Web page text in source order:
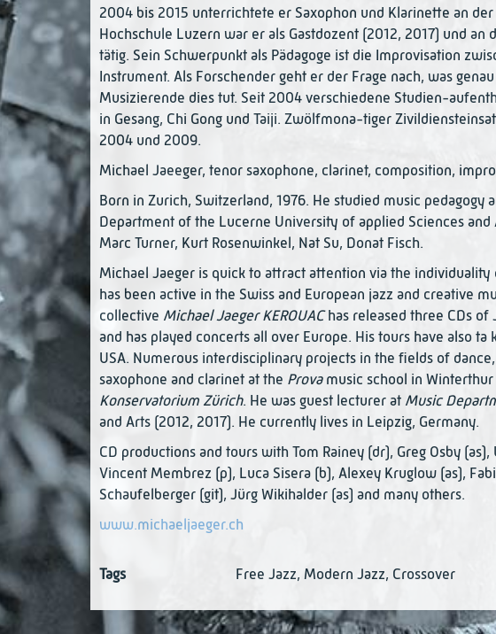
2004 bis 2015 unterrichtete er Saxophon und Klarinette an
Hochschule Luzern war er als Gastdozent (2012, 2017) und an
tätig. Sein Schwerpunkt als Pädagoge ist die Improvisation
Instrument. Als Forschender geht er der Frage nach, was
Musizierende dies tut. Seit 2004 verschiedene Studien-
in Gesang, Chi Gong und Taiji. Zwölfmona-tiger
2004 und 2009.
Michael Jaeeger, tenor saxophone, clarinet, composition,
Born in Zurich, Switzerland, 1976. He studied music pedagogy
Department of the Lucerne University of applied Sciences
Marc Turner, Kurt Rosenwinkel, Nat Su, Donat Fisch.
Michael Jaeger is quick to attract attention via the
has been active in the Swiss and European jazz and creative
collective Michael Jaeger KEROUAChas released three CDs of
and has played concerts all over Europe. His tours have also ta
USA. Numerous interdisciplinary projects in the fields of
saxophone and clarinet at the Provamusic school in
Konservatorium Zürich. He was guest lecturer at Music
and Arts (2012, 2017). He currently lives in Leipzig, Germany.
CD productions and tours with Tom Rainey (dr), Greg Osby
Vincent Membrez (p), Luca Sisera (b), Alexey Kruglow (as),
Schaufelberger (git), Jürg Wikihalder (as) and many others.
www.michaeljaeger.ch
Tags Free Jazz, Modern Jazz, Crossover